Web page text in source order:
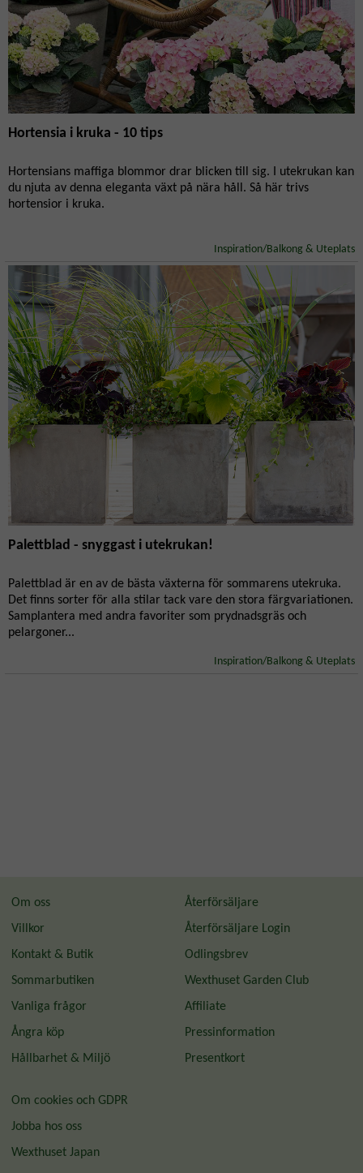
Hortensia i kruka - 10 tips
Hortensians maffiga blommor drar blicken till sig. I utekrukan kan
du njuta av denna eleganta växt på nära håll. Så här trivs
hortensior i kruka.
Inspiration/Balkong & Uteplats
Palettblad - snyggast i utekrukan!
Palettblad är en av de bästa växterna för sommarens utekruka.
Det finns sorter för alla stilar tack vare den stora färgvariationen.
Samplantera med andra favoriter som prydnadsgräs och
pelargoner...
Inspiration/Balkong & Uteplats
Om oss
Villkor
Kontakt & Butik
Sommarbutiken
Vanliga frågor
Ångra köp
Hållbarhet & Miljö
Återförsäljare
Återförsäljare Login
Odlingsbrev
Wexthuset Garden Club
Affiliate
Pressinformation
Presentkort
Om cookies och GDPR
Jobba hos oss
Wexthuset Japan